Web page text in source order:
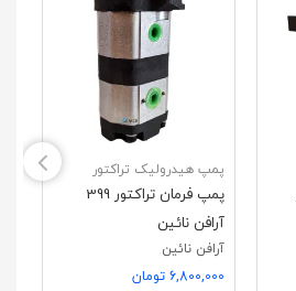
پمپ هیدرولیک تراکتور
پمپ فرمان تراکتور 399
آرافن نائین
آرافن نائین
6,800,000 تومان